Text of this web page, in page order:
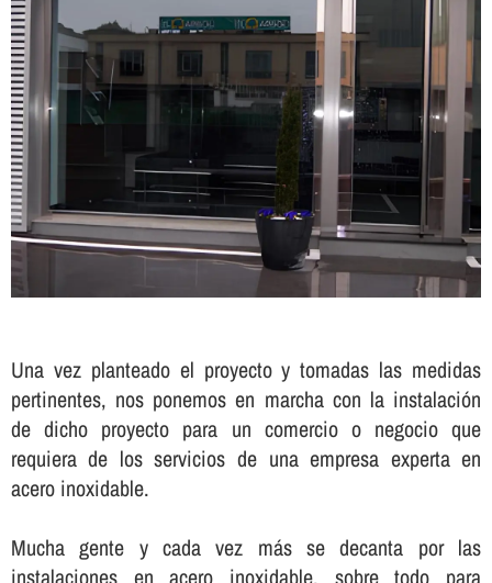
Una vez planteado el proyecto y tomadas las medidas
pertinentes, nos ponemos en marcha con la instalación
de dicho proyecto para un comercio o negocio que
requiera de los servicios de una empresa experta en
acero inoxidable.
Mucha gente y cada vez más se decanta por las